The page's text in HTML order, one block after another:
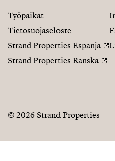
Työpaikat
Tietosuojaseloste
Strand Properties Espanja
Strand Properties Ranska
© 2026 Strand Properties